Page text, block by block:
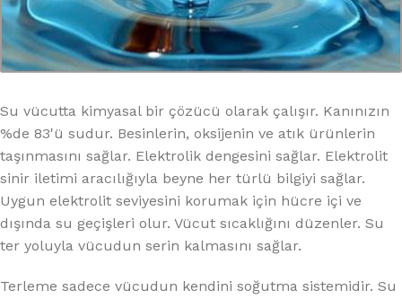
Su vücutta kimyasal bir çözücü olarak çalışır. Kanınızın
%de 83'ü sudur. Besinlerin, oksijenin ve atık ürünlerin
taşınmasını sağlar. Elektrolik dengesini sağlar. Elektrolit
sinir iletimi aracılığıyla beyne her türlü bilgiyi sağlar.
Uygun elektrolit seviyesini korumak için hücre içi ve
dışında su geçişleri olur. Vücut sıcaklığını düzenler. Su
ter yoluyla vücudun serin kalmasını sağlar.
Terleme sadece vücudun kendini soğutma sistemidir. Su